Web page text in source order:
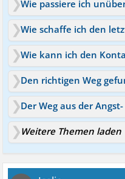
Wie schaffe ich den
Den richtigen Weg
Weitere Themen laden